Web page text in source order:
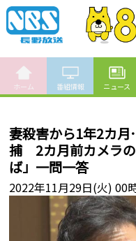
ホーム 番組情報 ニュース
妻殺害から1年2カ
捕 2カ月前カメラ
ば」一問一答
2022年11月29日(火) 00